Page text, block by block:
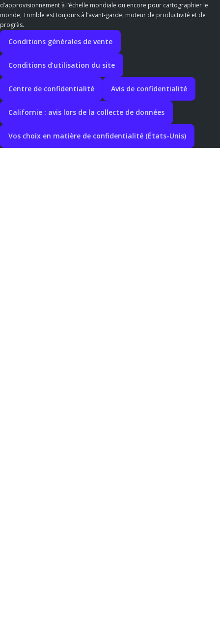
d’approvisionnement à l’échelle mondiale ou encore pour cartographier le
monde, Trimble est toujours à l’avant-garde, moteur de productivité et de
progrès.
Conditions générales de vente
Conditions d’utilisation du site
Centre de confidentialité Avis de confidentialité
Californie : avis lors de la collecte de données
Vos choix en matière de confidentialité (États-Unis)